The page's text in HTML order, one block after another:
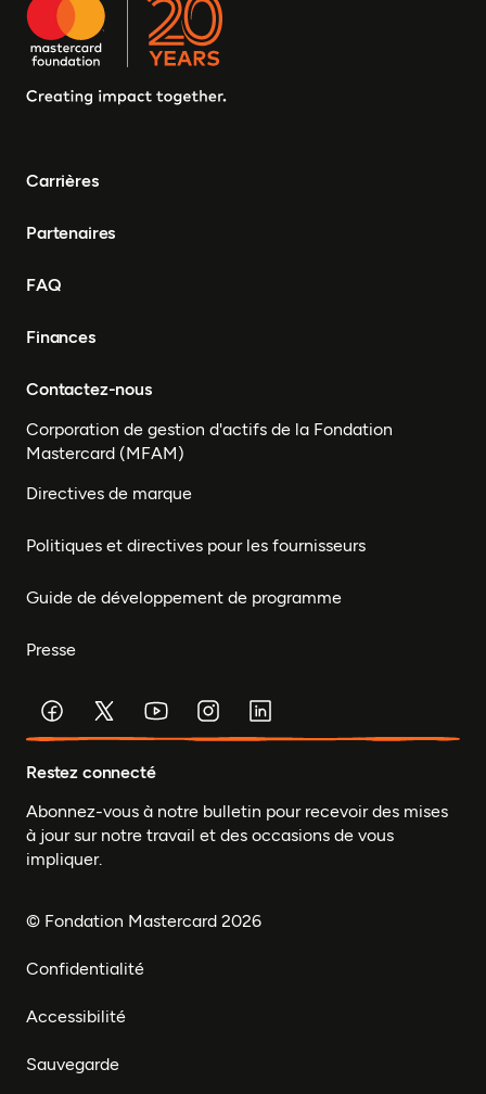
Carrières
Partenaires
FAQ
Finances
Contactez-nous
Corporation de gestion d'actifs de la Fondation
Mastercard (MFAM)
Directives de marque
Politiques et directives pour les fournisseurs
Guide de développement de programme
Presse
Restez connecté
Abonnez-vous à notre bulletin pour recevoir des mises
à jour sur notre travail et des occasions de vous
impliquer.
© Fondation Mastercard 2026
Confidentialité
Accessibilité
Sauvegarde